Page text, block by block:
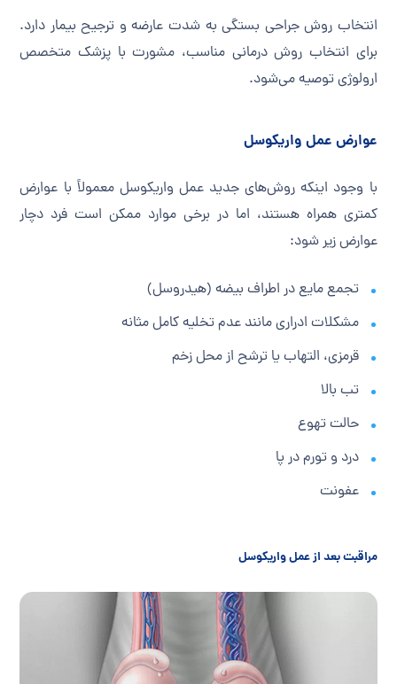
انتخاب روش جراحی بستگی به شدت عارضه و ترجیح بیمار دارد.
برای انتخاب روش درمانی مناسب، مشورت با پزشک متخصص
ارولوژی توصیه می‌شود.
عوارض عمل واریکوسل
با وجود اینکه روش‌های جدید عمل واریکوسل معمولاً با عوارض
کمتری همراه هستند، اما در برخی موارد ممکن است فرد دچار
عوارض زیر شود:
تجمع مایع در اطراف بیضه (هیدروسل)
مشکلات ادراری مانند عدم تخلیه کامل مثانه
قرمزی، التهاب یا ترشح از محل زخم
تب بالا
حالت تهوع
درد و تورم در پا
عفونت
مراقبت بعد از عمل واریکوسل